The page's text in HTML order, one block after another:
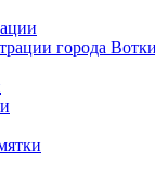
города